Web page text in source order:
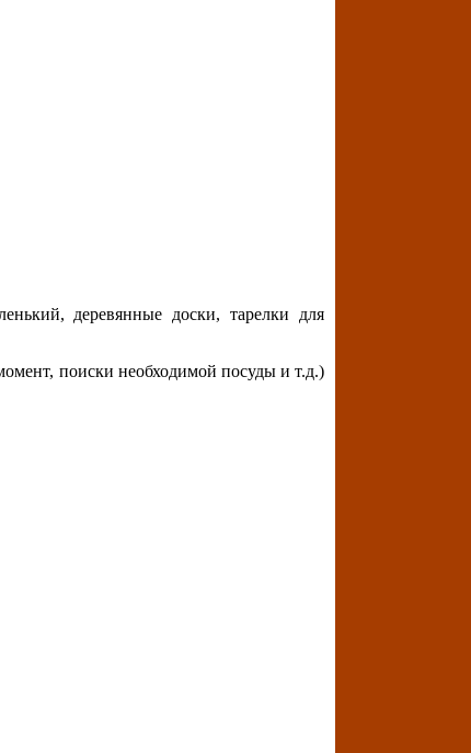
деревянные доски, тарелки для
поиски необходимой посуды и т.д.)